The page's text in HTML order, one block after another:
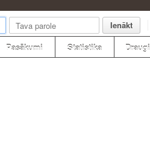
Ienākt
Pasākumi Statistika Draugi